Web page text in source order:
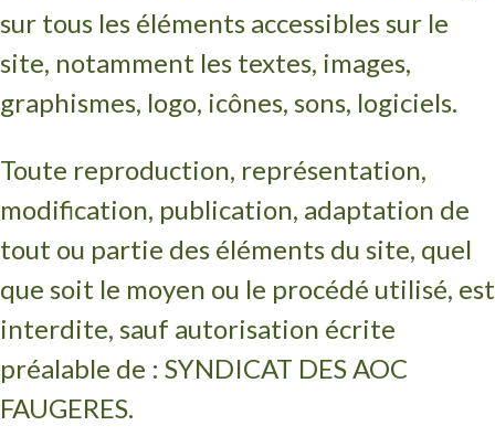
sur tous les éléments accessibles sur le
site, notamment les textes, images,
graphismes, logo, icônes, sons, logiciels.
Toute reproduction, représentation,
modification, publication, adaptation de
tout ou partie des éléments du site, quel
que soit le moyen ou le procédé utilisé, est
interdite, sauf autorisation écrite
préalable de : SYNDICAT DES AOC
FAUGERES.